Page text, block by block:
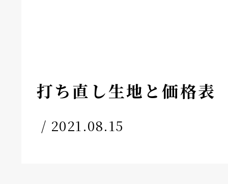
打ち直し生地と価格表
/ 2021.08.15